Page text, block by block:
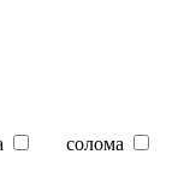
солома